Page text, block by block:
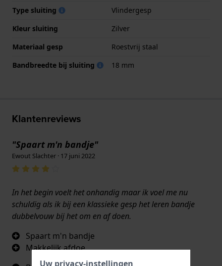
Type sluiting
Vlindergesp
Kleur sluiting
Zilver
Materiaal gesp
Roestvrij staal
Bandbreedte bij sluiting
18 mm
Klantenreviews
"Spaart m'n bandje"
Ewout Slachter · 17 juni 2022
In het begin voelt het onhandig maar ik voel me nu
schuldig als ik bij een klassieke gesp het leren bandje
dubbelvouw bij het om en af doen.
Spaart m'n bandje
Makkelijk afdoe
Uw privacy-instellingen